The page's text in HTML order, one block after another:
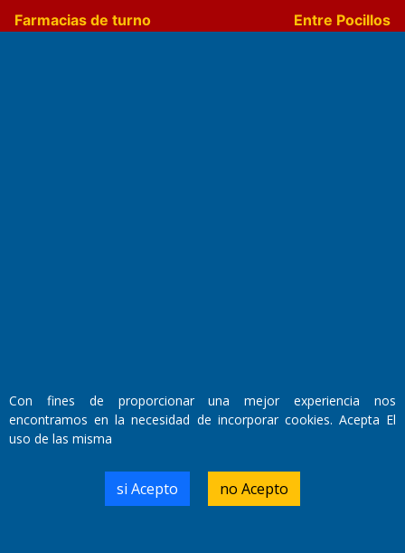
Farmacias de turno
Entre Pocillos
Miembro de ADIRA,ADEPA y CPPAL
Propietario: El Diario SRL
Director Periodístico:
Con fines de proporcionar una mejor experiencia nos
encontramos en la necesidad de incorporar cookies. Acepta El
uso de las misma
si Acepto no Acepto